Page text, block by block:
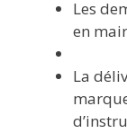
Les
en
La